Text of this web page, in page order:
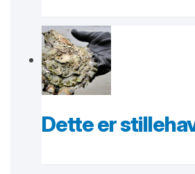
Dette er